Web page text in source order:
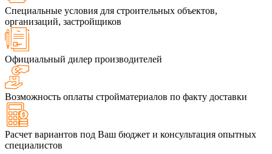
Специальные условия для строительных объектов,
организаций, застройщиков
Официальный дилер производителей
Возможность оплаты стройматериалов по факту доставки
Расчет вариантов под Ваш бюджет и консультация опытных
специалистов